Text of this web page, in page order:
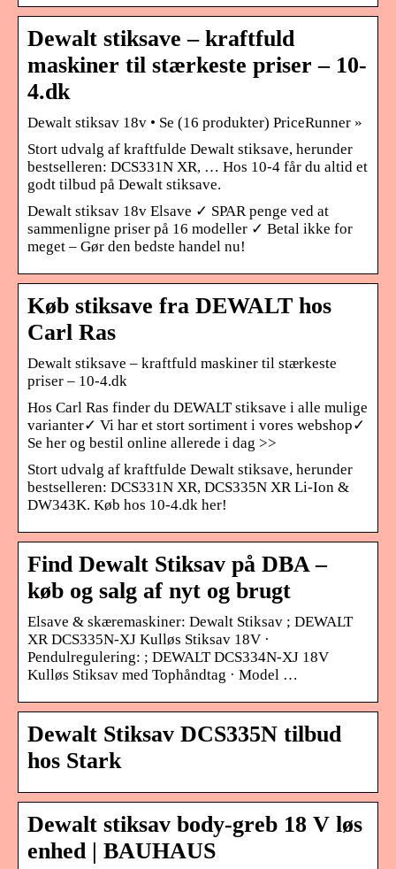
Dewalt stiksave – kraftfuld
maskiner til stærkeste priser – 10-
4.dk
Dewalt stiksav 18v • Se (16 produkter) PriceRunner »
Stort udvalg af kraftfulde Dewalt stiksave, herunder
bestselleren: DCS331N XR, … Hos 10-4 får du altid et
godt tilbud på Dewalt stiksave.
Dewalt stiksav 18v Elsave ✓ SPAR penge ved at
sammenligne priser på 16 modeller ✓ Betal ikke for
meget – Gør den bedste handel nu!
Køb stiksave fra DEWALT hos
Carl Ras
Dewalt stiksave – kraftfuld maskiner til stærkeste
priser – 10-4.dk
Hos Carl Ras finder du DEWALT stiksave i alle mulige
varianter✓ Vi har et stort sortiment i vores webshop✓
Se her og bestil online allerede i dag >>
Stort udvalg af kraftfulde Dewalt stiksave, herunder
bestselleren: DCS331N XR, DCS335N XR Li-Ion &
DW343K. Køb hos 10-4.dk her!
Find Dewalt Stiksav på DBA –
køb og salg af nyt og brugt
Elsave & skæremaskiner: Dewalt Stiksav ; DEWALT
XR DCS335N-XJ Kulløs Stiksav 18V ·
Pendulregulering: ; DEWALT DCS334N-XJ 18V
Kulløs Stiksav med Tophåndtag · Model …
Dewalt Stiksav DCS335N tilbud
hos Stark
Dewalt stiksav body-greb 18 V løs
enhed | BAUHAUS